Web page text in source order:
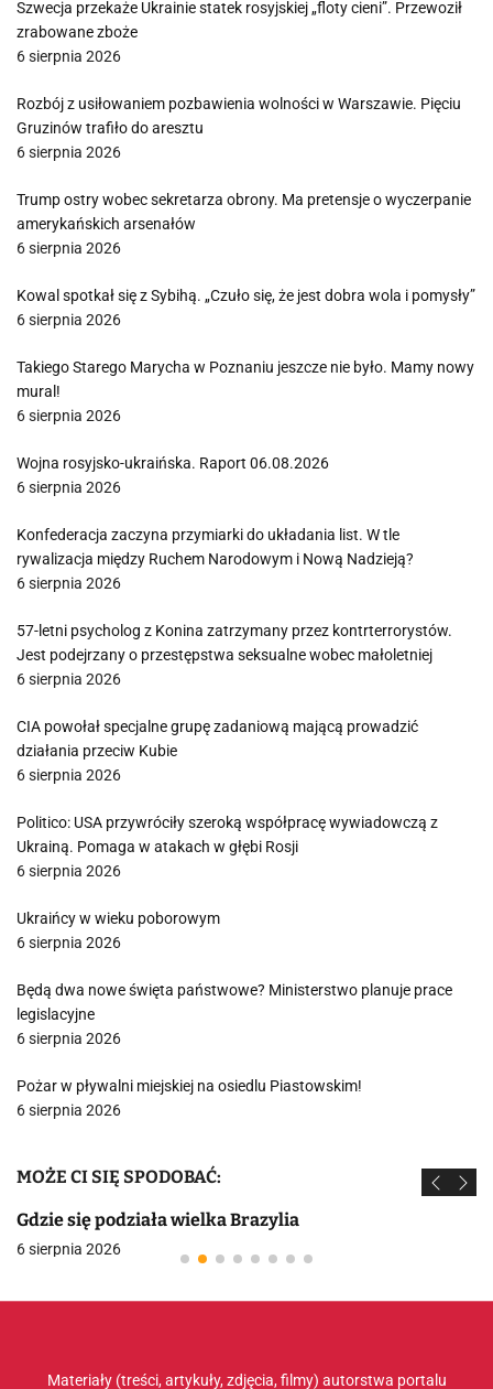
Szwecja przekaże Ukrainie statek rosyjskiej „floty cieni”. Przewoził
zrabowane zboże
6 sierpnia 2026
Rozbój z usiłowaniem pozbawienia wolności w Warszawie. Pięciu
Gruzinów trafiło do aresztu
6 sierpnia 2026
Trump ostry wobec sekretarza obrony. Ma pretensje o wyczerpanie
amerykańskich arsenałów
6 sierpnia 2026
Kowal spotkał się z Sybihą. „Czuło się, że jest dobra wola i pomysły”
6 sierpnia 2026
Takiego Starego Marycha w Poznaniu jeszcze nie było. Mamy nowy
mural!
6 sierpnia 2026
Wojna rosyjsko-ukraińska. Raport 06.08.2026
6 sierpnia 2026
Konfederacja zaczyna przymiarki do układania list. W tle
rywalizacja między Ruchem Narodowym i Nową Nadzieją?
6 sierpnia 2026
57-letni psycholog z Konina zatrzymany przez kontrterrorystów.
Jest podejrzany o przestępstwa seksualne wobec małoletniej
6 sierpnia 2026
CIA powołał specjalne grupę zadaniową mającą prowadzić
działania przeciw Kubie
6 sierpnia 2026
Politico: USA przywróciły szeroką współpracę wywiadowczą z
Ukrainą. Pomaga w atakach w głębi Rosji
6 sierpnia 2026
Ukraińcy w wieku poborowym
6 sierpnia 2026
Będą dwa nowe święta państwowe? Ministerstwo planuje prace
legislacyjne
6 sierpnia 2026
Pożar w pływalni miejskiej na osiedlu Piastowskim!
6 sierpnia 2026
MOŻE CI SIĘ SPODOBAĆ:
Gdzie się podziała wielka Brazylia
6 sierpnia 2026
Materiały (treści, artykuły, zdjęcia, filmy) autorstwa portalu